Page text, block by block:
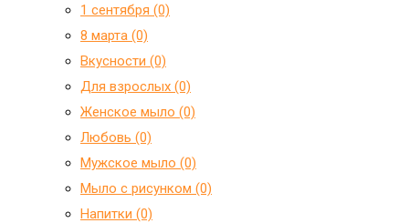
1 сентября (0)
8 марта (0)
Вкусности (0)
Для взрослых (0)
Женское мыло (0)
Любовь (0)
Мужское мыло (0)
Мыло с рисунком (0)
Напитки (0)